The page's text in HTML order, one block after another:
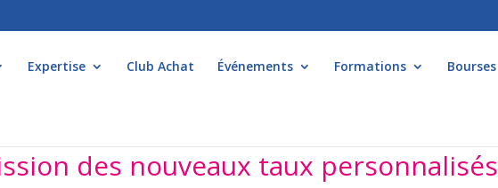
Expertise Club Achat Événements Formations
des nouveaux taux personnalisés